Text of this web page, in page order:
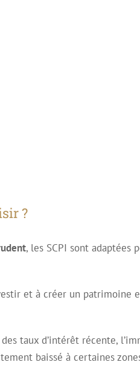
?
, les SCPI sont adaptées
et à créer un
taux d’intérêt récente,
baissé à certaines